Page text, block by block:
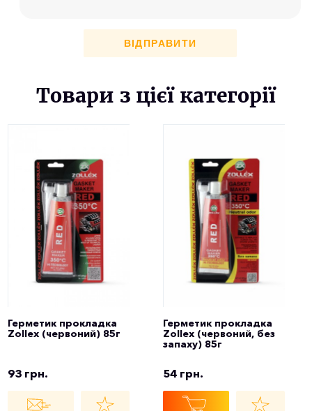
ВІДПРАВИТИ
Товари з цієї категорії
Герметик прокладка
Zollex (червоний) 85г
93 грн.
Герметик прокладка
Zollex (червоний, без
запаху) 85г
54 грн.